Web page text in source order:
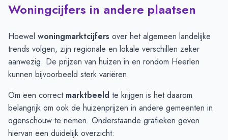
Woningcijfers in andere plaatsen
Hoewel woningmarktcijfers over het algemeen landelijke
trends volgen, zijn regionale en lokale verschillen zeker
aanwezig. De prijzen van huizen in en rondom Heerlen
kunnen bijvoorbeeld sterk variëren.
Om een correct marktbeeld te krijgen is het daarom
belangrijk om ook de huizenprijzen in andere gemeenten in
ogenschouw te nemen. Onderstaande grafieken geven
hiervan een duidelijk overzicht: